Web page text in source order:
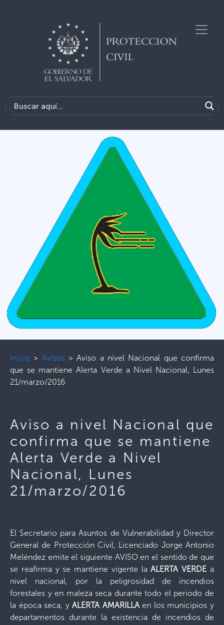
Inicio > Avisos>Aviso a nivel Nacional que confirma
que se mantiene Alerta Verde a Nivel Nacional, Lunes
21/marzo/2016
Aviso a nivel Nacional que
confirma que se mantiene
Alerta Verde a Nivel
Nacional, Lunes
21/marzo/2016
El Secretario para Asuntos de Vulnerabilidad y Director
General de Protección Civil, Licenciado Jorge Antonio
Meléndez emite el siguiente AVISO en el sentido de que
se reafirma y se mantiene vigente laALERTA VERDE a
nivel nacional, por la peligrosidad de incendios
forestales y en maleza seca durante todo el periodo de
la época seca, yALERTA AMARILLAen los municipios y
departamentos durante la existencia de incendios de